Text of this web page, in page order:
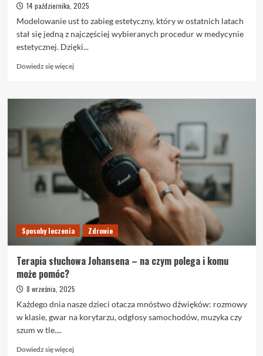
14 października, 2025
Modelowanie ust to zabieg estetyczny, który w ostatnich latach
stał się jedną z najczęściej wybieranych procedur w medycynie
estetycznej. Dzięki...
Dowiedz się więcejDowiedz
o
Zabieg
modelowania
Warszawie:
z
Linea
Corporis
Sposoby leczenia Zdrowie
Terapia słuchowa Johansena – na czym polega i komu
może pomóc?
8 września, 2025
Każdego dnia nasze dzieci otacza mnóstwo dźwięków: rozmowy
w klasie, gwar na korytarzu, odgłosy samochodów, muzyka czy
szum w tle....
Dowiedz się więcejDowiedz